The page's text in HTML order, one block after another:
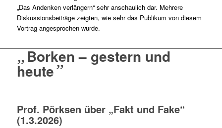
„Das Andenken verlängern“ sehr anschaulich dar. Mehrere
Diskussionsbeiträge zeigten, wie sehr das Publikum von diesem
Vortrag angesprochen wurde.
„Borken – gestern und
heute”
Prof. Pörksen über „Fakt und Fake“
(1.3.2026)